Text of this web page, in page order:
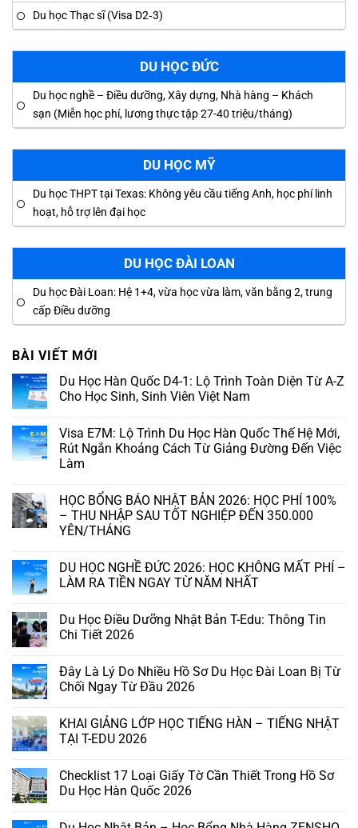
Du học Thạc sĩ (Visa D2‑3)
DU HỌC ĐỨC
Du học nghề – Điều dưỡng, Xây dựng, Nhà hàng – Khách
sạn (Miễn học phí, lương thực tập 27-40 triệu/tháng)
DU HỌC MỸ
Du học THPT tại Texas: Không yêu cầu tiếng Anh, học phí linh
hoạt, hỗ trợ lên đại học
DU HỌC ĐÀI LOAN
Du học Đài Loan: Hệ 1+4, vừa học vừa làm, văn bằng 2, trung
cấp Điều dưỡng
BÀI VIẾT MỚI
Du Học Hàn Quốc D4-1: Lộ Trình Toàn Diện Từ A-Z
Cho Học Sinh, Sinh Viên Việt Nam
Visa E7M: Lộ Trình Du Học Hàn Quốc Thế Hệ Mới,
Rút Ngắn Khoảng Cách Từ Giảng Đường Đến Việc
Làm
HỌC BỔNG BÁO NHẬT BẢN 2026: HỌC PHÍ 100%
– THU NHẬP SAU TỐT NGHIỆP ĐẾN 350.000
YÊN/THÁNG
DU HỌC NGHỀ ĐỨC 2026: HỌC KHÔNG MẤT PHÍ –
LÀM RA TIỀN NGAY TỪ NĂM NHẤT
Du Học Điều Dưỡng Nhật Bản T-Edu: Thông Tin
Chi Tiết 2026
Đây Là Lý Do Nhiều Hồ Sơ Du Học Đài Loan Bị Từ
Chối Ngay Từ Đầu 2026
KHAI GIẢNG LỚP HỌC TIẾNG HÀN – TIẾNG NHẬT
TẠI T-EDU 2026
Checklist 17 Loại Giấy Tờ Cần Thiết Trong Hồ Sơ
Du Học Hàn Quốc 2026